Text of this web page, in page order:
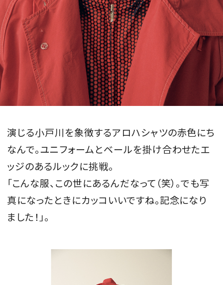
演じる小戸川を象徴するアロハシャツの赤色にち
なんで。ユニフォームとベールを掛け合わせたエ
ッジのあるルックに挑戦。
「こんな服、この世にあるんだなって（笑）。でも写
真になったときにカッコいいですね。記念になり
ました！」。